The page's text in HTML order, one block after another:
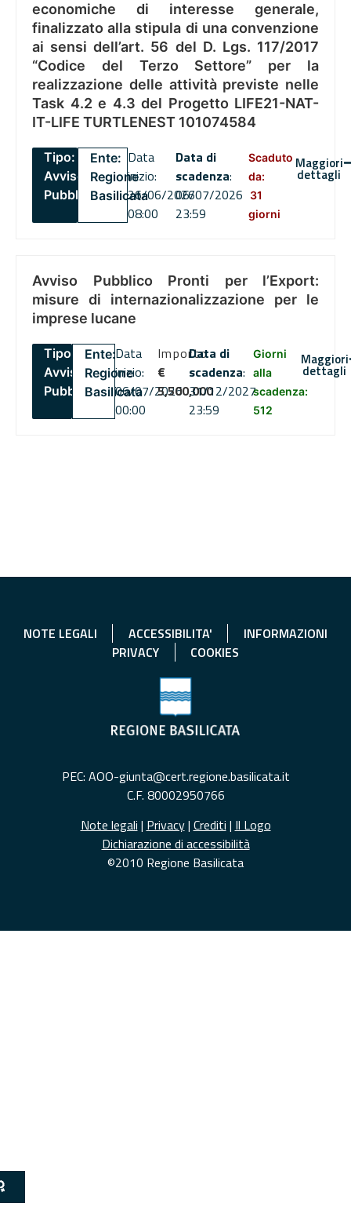
economiche di interesse generale,
finalizzato alla stipula di una convenzione
ai sensi dell’art. 56 del D. Lgs. 117/2017
“Codice del Terzo Settore” per la
realizzazione delle attività previste nelle
Task 4.2 e 4.3 del Progetto LIFE21-NAT-
IT-LIFE TURTLENEST 101074584
Tipo:
Avviso
Pubblico
Ente:
Regione
Basilicata
Data
inizio:
26/06/2026
08:00
Data di
scadenza:
06/07/2026
23:59
Scaduto
da:
31
giorni
Maggiori
dettagli
Avviso Pubblico Pronti per l’Export:
misure di internazionalizzazione per le
imprese lucane
Tipo:
Avviso
Pubblico
Ente:
Regione
Basilicata
Data
inizio:
06/07/2026
00:00
Importo
€
5,500,000
Data di
scadenza:
31/12/2027
23:59
Giorni
alla
scadenza:
512
Maggiori
dettagli
NOTE LEGALI ACCESSIBILITA'
INFORMAZIONI
PRIVACY
COOKIES
PEC: AOO-giunta@cert.regione.basilicata.it
C.F. 80002950766
Note legali | Privacy| Crediti | Il Logo
Dichiarazione di accessibilità
©2010 Regione Basilicata